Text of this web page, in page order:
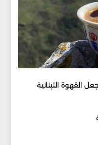
القهوة اللبنانية